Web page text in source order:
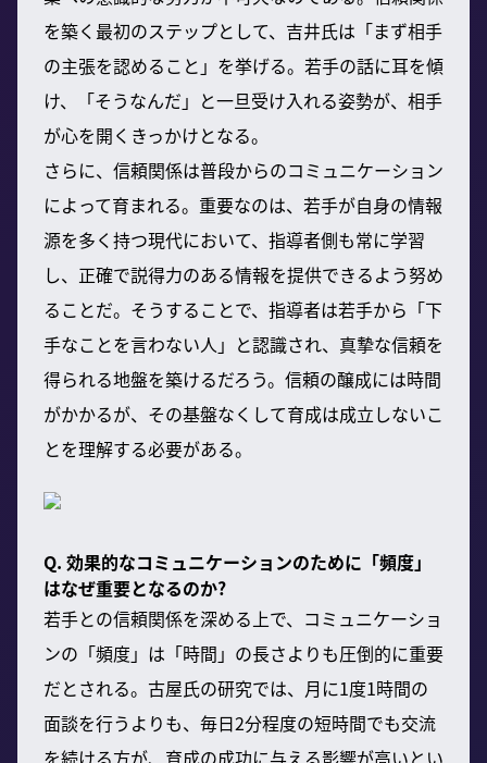
を築く最初のステップとして、吉井氏は「まず相手
の主張を認めること」を挙げる。若手の話に耳を傾
け、「そうなんだ」と一旦受け入れる姿勢が、相手
が心を開くきっかけとなる。
さらに、信頼関係は普段からのコミュニケーション
によって育まれる。重要なのは、若手が自身の情報
源を多く持つ現代において、指導者側も常に学習
し、正確で説得力のある情報を提供できるよう努め
ることだ。そうすることで、指導者は若手から「下
手なことを言わない人」と認識され、真摯な信頼を
得られる地盤を築けるだろう。信頼の醸成には時間
がかかるが、その基盤なくして育成は成立しないこ
とを理解する必要がある。
Q. 効果的なコミュニケーションのために「頻度」
はなぜ重要となるのか?
若手との信頼関係を深める上で、コミュニケーショ
ンの「頻度」は「時間」の長さよりも圧倒的に重要
だとされる。古屋氏の研究では、月に1度1時間の
面談を行うよりも、毎日2分程度の短時間でも交流
を続ける方が、育成の成功に与える影響が高いとい